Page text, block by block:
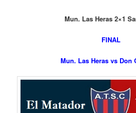
Mun. Las Heras 2×1
FINAL
Mun. Las Heras vs Don